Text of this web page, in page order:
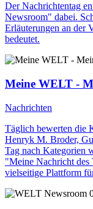
Der Nachrichtentag
Newsroom" dabei.
Erläuterungen an der
bedeutet.
Meine WELT -
Nachrichten
Täglich bewerten die
Henryk M. Broder,
Tag nach Kategorien
"Meine Nachricht des
vielseitige Plattform